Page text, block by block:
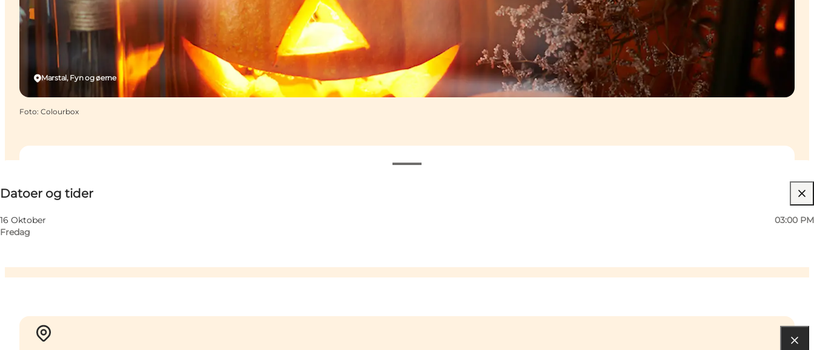
Datoer og tider
16 Oktober
Fredag
03:00 PM
Gratis
Børn
Marstal, Fyn og øerne
Foto: Colourbox